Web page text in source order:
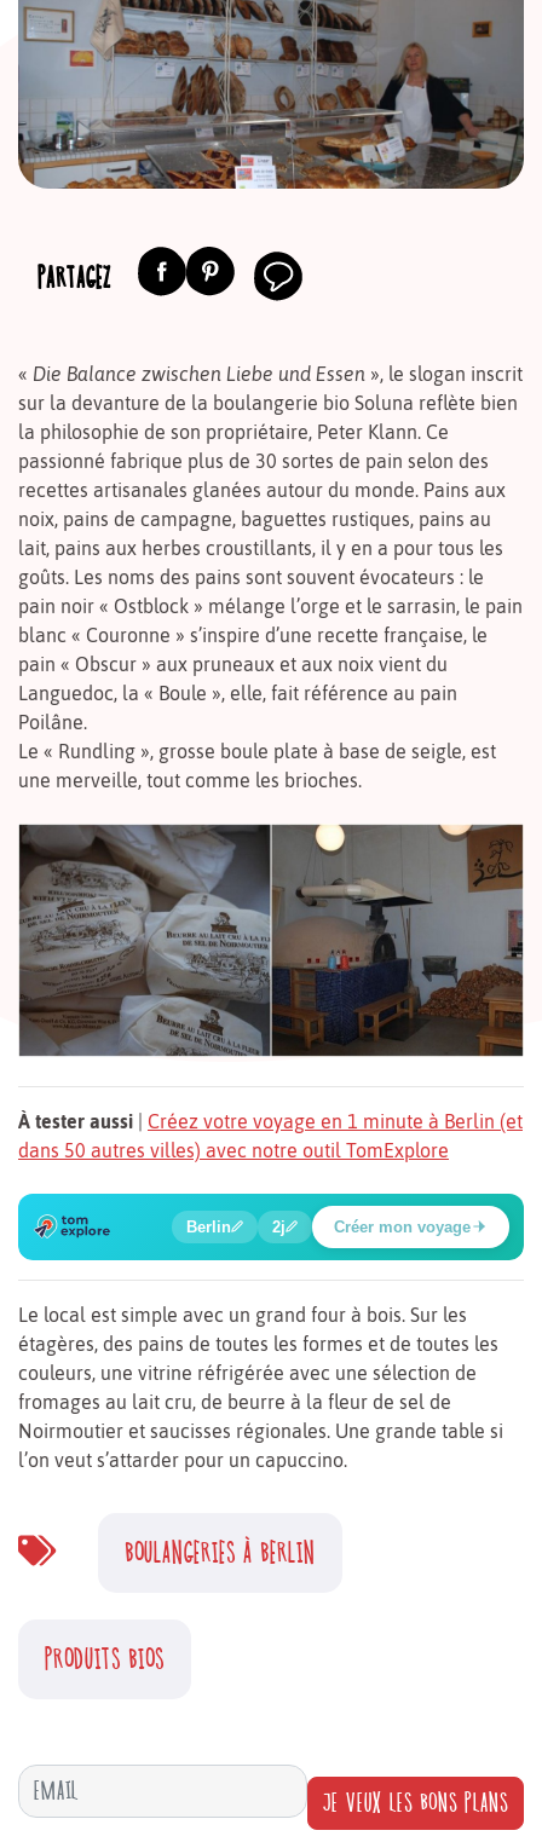
PARTAGEZ
« Die Balance zwischen Liebe und Essen », le slogan inscrit
sur la devanture de la boulangerie bio Soluna reflète bien
la philosophie de son propriétaire, Peter Klann. Ce
passionné fabrique plus de 30 sortes de pain selon des
recettes artisanales glanées autour du monde. Pains aux
noix, pains de campagne, baguettes rustiques, pains au
lait, pains aux herbes croustillants, il y en a pour tous les
goûts. Les noms des pains sont souvent évocateurs : le
pain noir « Ostblock » mélange l’orge et le sarrasin, le pain
blanc « Couronne » s’inspire d’une recette française, le
pain « Obscur » aux pruneaux et aux noix vient du
Languedoc, la « Boule », elle, fait référence au pain
Poilâne.
Le « Rundling », grosse boule plate à base de seigle, est
une merveille, tout comme les brioches.
À tester aussi
Créez votre voyage en 1 minute à Berlin (et
dans 50 autres villes) avec notre outil TomExplore
🔍
🔍
🔍
🍲
🔍
🔍
Place Potsdamer
Berlin 2j Créer mon voyage
Le local est simple avec un grand four à bois. Sur les
étagères, des pains de toutes les formes et de toutes les
couleurs, une vitrine réfrigérée avec une sélection de
fromages au lait cru, de beurre à la fleur de sel de
Noirmoutier et saucisses régionales. Une grande table si
l’on veut s’attarder pour un capuccino.
BOULANGERIES À BERLIN
PRODUITS BIOS
JE VEUX LES BONS PLANS